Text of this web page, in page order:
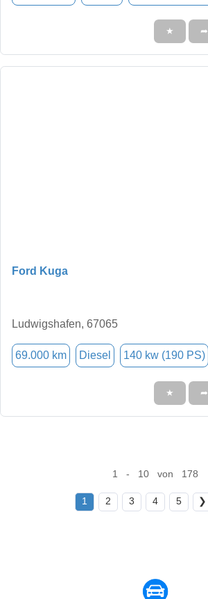
★ ➦
Ford Kuga
Ludwigshafen, 67065
69.000 km Diesel 140 kw (190 PS)
★ ➦
1 - 10 von 178
1 2 3 4 5 ❯